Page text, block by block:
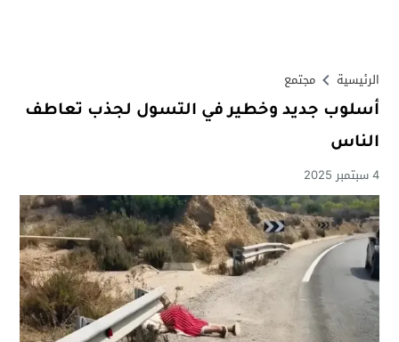
الرئيسية مجتمع
أسلوب جديد وخطير في التسول لجذب تعاطف
الناس
4 سبتمبر 2025